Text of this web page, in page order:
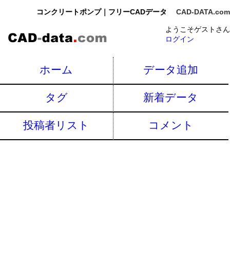
コンクリートポンプ｜フリーCADデータ CAD-DATA.com
ようこそゲストさん
ログイン
ホーム データ追加
タグ 新着データ
投稿者リスト コメント